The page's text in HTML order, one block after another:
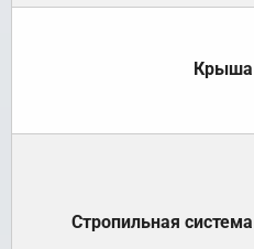
Крыша
Стропильная система